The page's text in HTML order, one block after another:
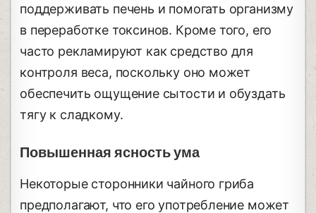
поддерживать печень и помогать организму
в переработке токсинов. Кроме того, его
часто рекламируют как средство для
контроля веса, поскольку оно может
обеспечить ощущение сытости и обуздать
тягу к сладкому.
Повышенная ясность ума
Некоторые сторонники чайного гриба
предполагают, что его употребление может